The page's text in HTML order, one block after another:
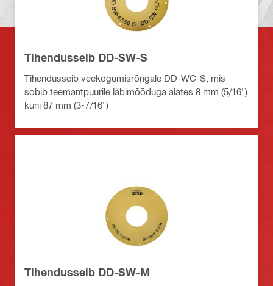
Tihendusseib DD-SW-S
Tihendusseib veekogumisrõngale DD-WC-S, mis
sobib teemantpuurile läbimõõduga alates 8 mm (5/16")
kuni 87 mm (3-7/16")
Tihendusseib DD-SW-M